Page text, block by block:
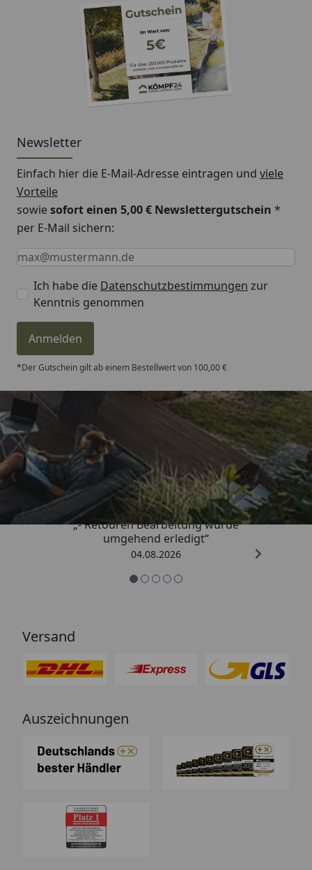
Newsletter
Einfach hier die E-Mail-Adresse eintragen und viele
Vorteile
sowiesofort einen 5,00 € Newslettergutschein *
per E-Mail sichern:
Keine Eingabe erforderlich
Eingabe erforderlich
E-Mail *
Ich habe die Datenschutzbestimmungen zur
Kenntnis genommen
Anmelden
*Der Gutschein gilt ab einem Bestellwert von 100,00 €
Trusted Shops
4,81/ 5
„- Retouren Bearbeitung wurde
umgehend erledigt“
04.08.2026
Versand
Auszeichnungen